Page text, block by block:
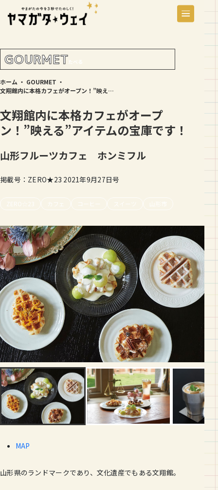
GOURMETたべる
ホーム ・ GOURMET ・
文翔館内に本格カフェがオープン！”映える”アイテムの宝庫です！
文翔館内に本格カフェがオープ
ン！”映える”アイテムの宝庫です！
山形フルーツカフェ ホンミフル
掲載号：ZERO★23 2021年9月27日号
ZERO☆23 カフェ コーヒー スイーツ 山形市
MAP
山形県のランドマークであり、文化遺産でもある文翔館。